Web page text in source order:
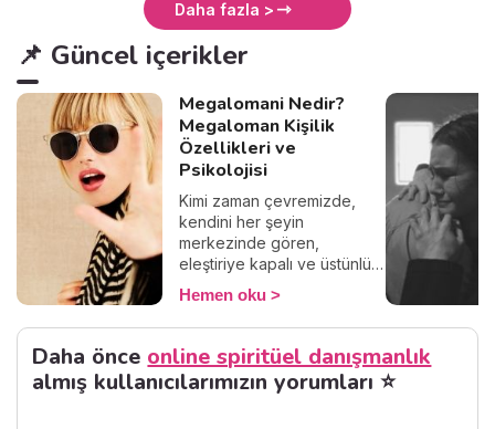
çıkmazda hissettiğinde
oluyor. Hiçbir şey, hiçbir
değil. Tek önemli olan şeyi
yap ve ne olursa olsun,
hayattaki zorlukların seni
vazgeçirmesine izin verme.
yeniden güç bul. 💪 İşte
arada bir açıp bakmalık 20
maddelik motivasyon sözleri
listesi!
Daha fazla >
📌 Güncel içerikler
Megalomani Nedir?
Megaloman Kişilik
Özellikleri ve
Psikolojisi
Kimi zaman çevremizde,
kendini her şeyin
merkezinde gören,
eleştiriye kapalı ve üstünlük
hissiyle hareket eden
insanlarla karşılaşırız. Bu
davranışlar sadece bir kişilik
özelliği mi, yoksa altında
yatan daha derin psikolojik
bir durum olabilir mi? İşte bu
Hemen oku
Daha önce online spiritüel danışmanlık
almış kullanıcılarımızın yorumları ⭐